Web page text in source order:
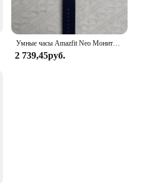
Умные часы Amazfit Neo Мониторинг сердечного ритма и мониторинг сна 5ATM Водонепроницаемые спортивные часы Bluetooth 5.0 95
2 739,45руб.